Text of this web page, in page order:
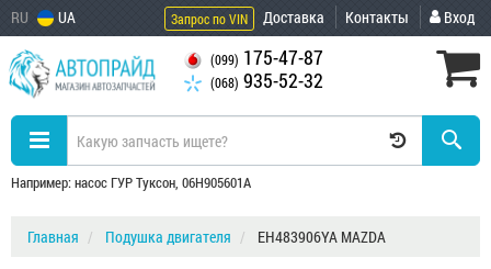
RU UA Запрос по VIN Доставка Контакты Вход
(099) 175-47-87
(068) 935-52-32
Например: насос ГУР Туксон, 06H905601A
Главная Подушка двигателя EH483906YA MAZDA